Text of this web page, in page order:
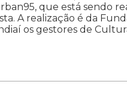
que está sendo
A realização é da
os gestores de